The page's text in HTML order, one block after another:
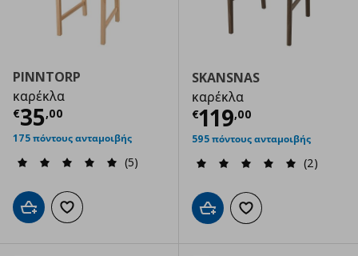
PINNTORP
καρέκλα
€35,00
Τρέχουσα τιμή € 35,00
175 πόντους ανταμοιβής
(5)
Προσθήκη στο καλάθι
Προσθήκη στα αγαπημένα
SKANSNAS
καρέκλα
€119,00
Τρέχουσα
595 πόντους ανταμοιβής
(2)
Προσθήκη στο καλάθι
Προσθήκη στα